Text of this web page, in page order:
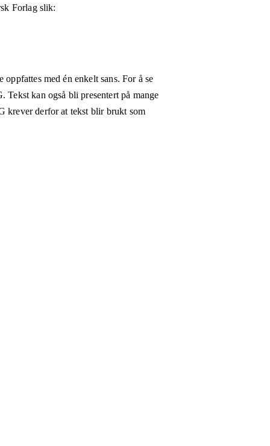
Forlagslik:
med én enkelt sans. For å se
kan også bli presentert på mange
krever derfor at tekst blir brukt som